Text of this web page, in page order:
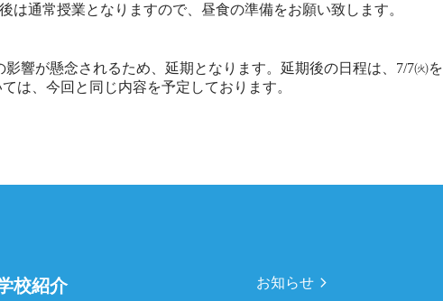
は通常授業となりますので、昼食の準備をお願い致します。
響が懸念されるため、延期となります。延期後の日程は、7/7㈫を
は、今回と同じ内容を予定しております。
校紹介
お知らせ